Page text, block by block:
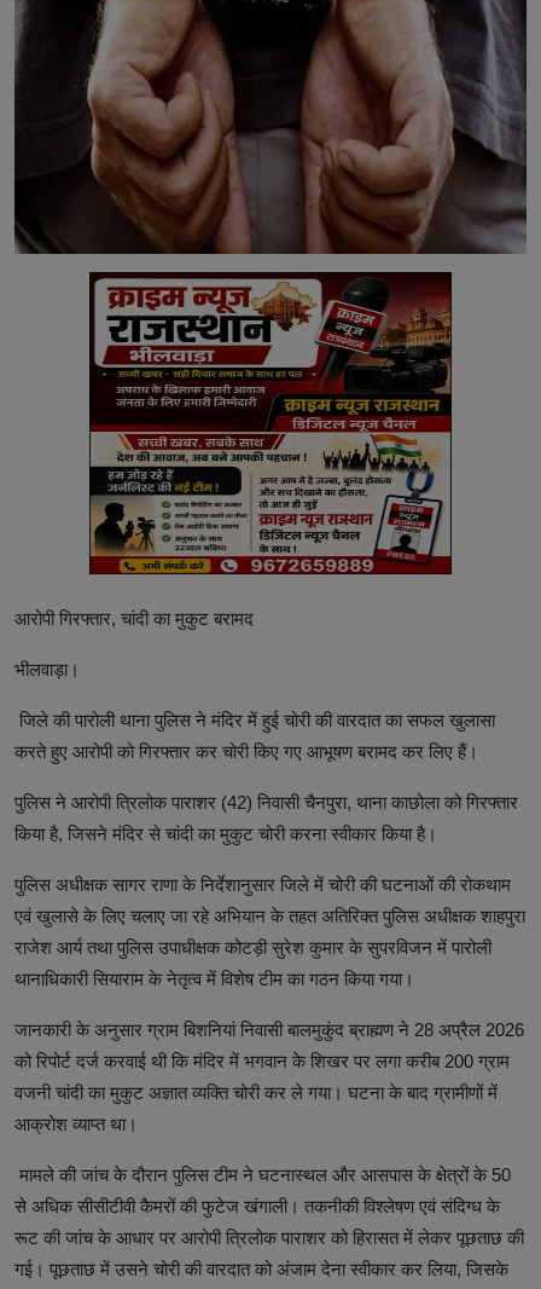
आरोपी गिरफ्तार, चांदी का मुकुट बरामद
भीलवाड़ा।
जिले की पारोली थाना पुलिस ने मंदिर में हुई चोरी की वारदात का सफल खुलासा
करते हुए आरोपी को गिरफ्तार कर चोरी किए गए आभूषण बरामद कर लिए हैं।
पुलिस ने आरोपी त्रिलोक पाराशर (42) निवासी चैनपुरा, थाना काछोला को गिरफ्तार
किया है, जिसने मंदिर से चांदी का मुकुट चोरी करना स्वीकार किया है।
पुलिस अधीक्षक सागर राणा के निर्देशानुसार जिले में चोरी की घटनाओं की रोकथाम
एवं खुलासे के लिए चलाए जा रहे अभियान के तहत अतिरिक्त पुलिस अधीक्षक शाहपुरा
राजेश आर्य तथा पुलिस उपाधीक्षक कोटड़ी सुरेश कुमार के सुपरविजन में पारोली
थानाधिकारी सियाराम के नेतृत्व में विशेष टीम का गठन किया गया।
जानकारी के अनुसार ग्राम बिशनियां निवासी बालमुकुंद ब्राह्मण ने 28 अप्रैल 2026
को रिपोर्ट दर्ज करवाई थी कि मंदिर में भगवान के शिखर पर लगा करीब 200 ग्राम
वजनी चांदी का मुकुट अज्ञात व्यक्ति चोरी कर ले गया। घटना के बाद ग्रामीणों में
आक्रोश व्याप्त था।
मामले की जांच के दौरान पुलिस टीम ने घटनास्थल और आसपास के क्षेत्रों के 50
से अधिक सीसीटीवी कैमरों की फुटेज खंगाली। तकनीकी विश्लेषण एवं संदिग्ध के
रूट की जांच के आधार पर आरोपी त्रिलोक पाराशर को हिरासत में लेकर पूछताछ की
गई। पूछताछ में उसने चोरी की वारदात को अंजाम देना स्वीकार कर लिया, जिसके